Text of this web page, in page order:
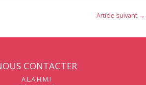
Article suivant →
CONTACTER
A.L.A.H.M.I